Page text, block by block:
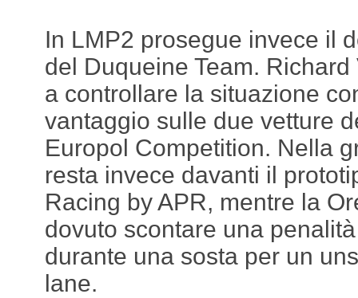
In LMP2 prosegue invece il
del Duqueine Team.
a controllare la situazione
vantaggio sulle due vetture
Europol Competition. Nella
resta invece davanti il
Racing by APR, mentre la
dovuto scontare una
durante una sosta per un
lane.